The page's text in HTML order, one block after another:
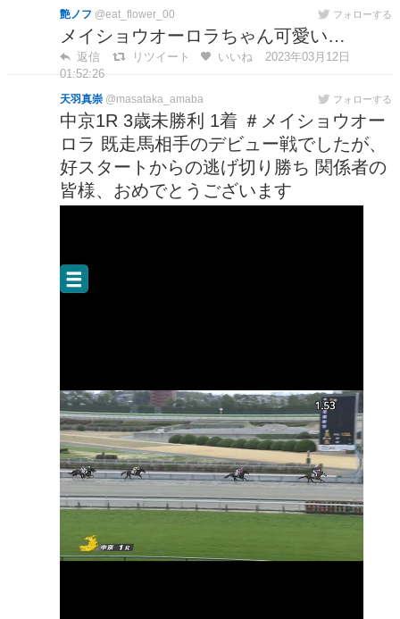
艶ノフ @eat_flower_00 フォローする
メイショウオーロラちゃん可愛い…
返信 リツイート いいね
2023年03月12日
01:52:26
天羽真崇 @masataka_amaba フォローする
中京1R 3歳未勝利 1着 ＃メイショウオー
ロラ 既走馬相手のデビュー戦でしたが、
好スタートからの逃げ切り勝ち 関係者の
皆様、おめでとうございます